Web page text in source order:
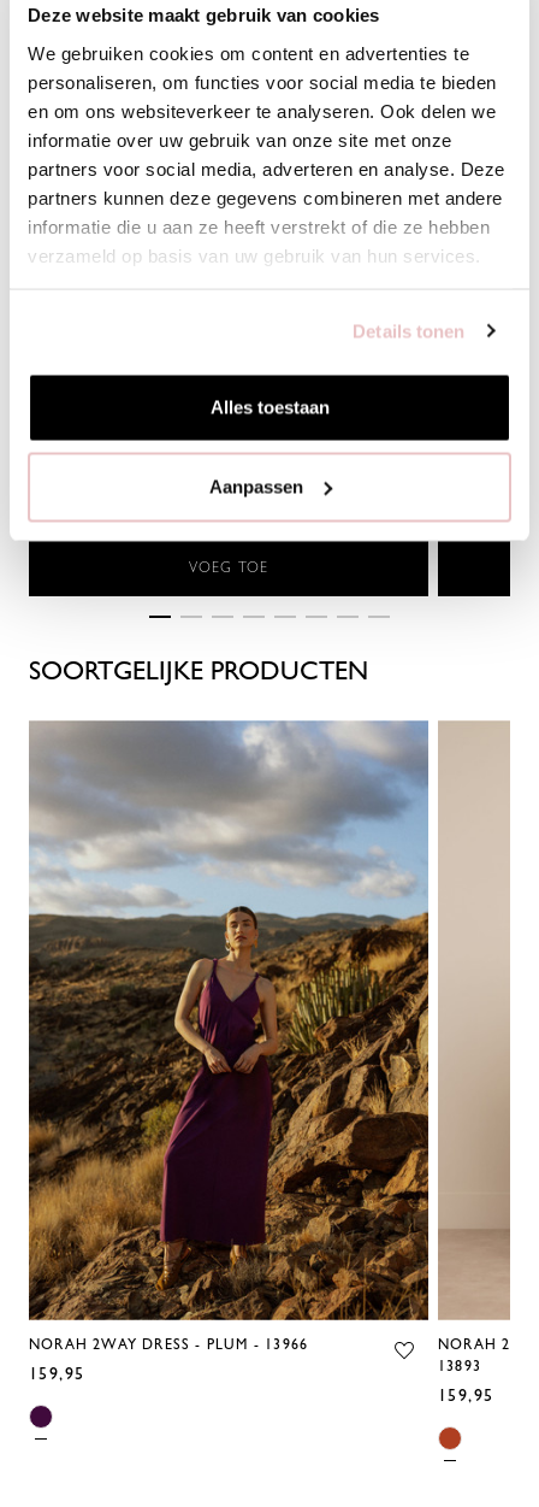
Deze website maakt gebruik van cookies
We gebruiken cookies om content en advertenties te
personaliseren, om functies voor social media te bieden
en om ons websiteverkeer te analyseren. Ook delen we
informatie over uw gebruik van onze site met onze
partners voor social media, adverteren en analyse. Deze
partners kunnen deze gegevens combineren met andere
informatie die u aan ze heeft verstrekt of die ze hebben
verzameld op basis van uw gebruik van hun services.
Details tonen
Alles toestaan
Aanpassen
VOEG TOE
LEONA TOP
SOORTGELIJKE PRODUCTEN
NORAH 2WAY DRESS - PLUM - 13966
159,95
NORAH
13893
159,95